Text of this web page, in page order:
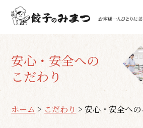
安心・安全への
こだわり
ホーム > こだわり >安心・安全への